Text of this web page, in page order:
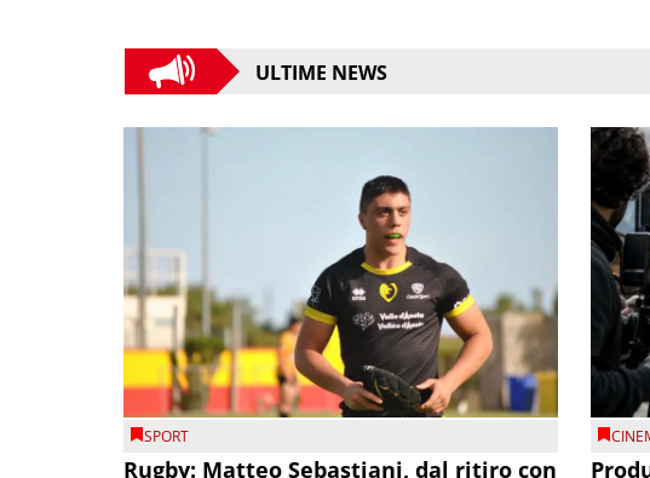
ULTIME NEWS
SPORT
Rugby: Matteo Sebastiani, dal ritiro con